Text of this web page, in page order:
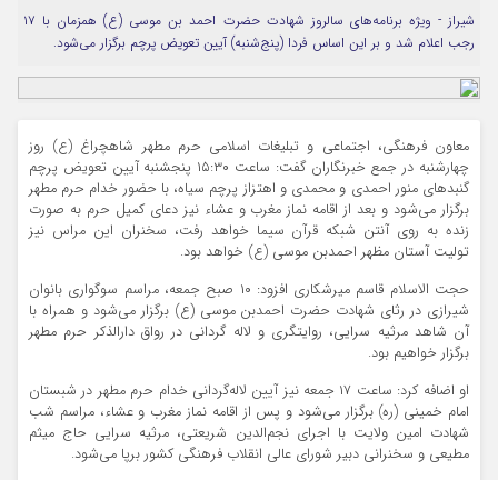
شیراز - ویژه برنامه‌های سالروز شهادت حضرت احمد بن موسی (ع) همزمان با ۱۷
رجب اعلام شد و بر این اساس فردا (پنج‌شنبه) آیین تعویض پرچم برگزار می‌شود.
معاون فرهنگی، اجتماعی و تبلیغات اسلامی حرم مطهر شاهچراغ (ع) روز
چهارشنبه در جمع خبرنگاران گفت: ساعت ۱۵:۳۰ پنجشنبه آیین تعویض پرچم
گنبدهای منور احمدی و محمدی و اهتزاز پرچم سیاه، با حضور خدام حرم مطهر
برگزار می‌شود و بعد از اقامه نماز مغرب و عشاء نیز دعای کمیل حرم به صورت
زنده به روی آنتن شبکه قرآن سیما خواهد رفت، سخنران این مراس نیز
تولیت آستان مظهر احمدبن موسی (ع) خواهد بود.
حجت الاسلام قاسم میرشکاری افزود: ۱۰ صبح جمعه، مراسم سوگواری بانوان
شیرازی در رثای شهادت حضرت احمدبن موسی (ع) برگزار می‌شود و همراه با
آن شاهد مرثیه سرایی، روایتگری و لاله گردانی در رواق دارالذکر حرم مطهر
برگزار خواهیم بود.
او اضافه کرد: ساعت ۱۷ جمعه نیز آیین لاله‌گردانی خدام حرم مطهر در شبستان
امام خمینی (ره) برگزار می‌شود و پس از اقامه نماز مغرب و عشاء، مراسم شب
شهادت امین ولایت با اجرای نجم‌الدین شریعتی، مرثیه سرایی حاج میثم
مطیعی و سخنرانی دبیر شورای عالی انقلاب فرهنگی کشور برپا می‌شود.